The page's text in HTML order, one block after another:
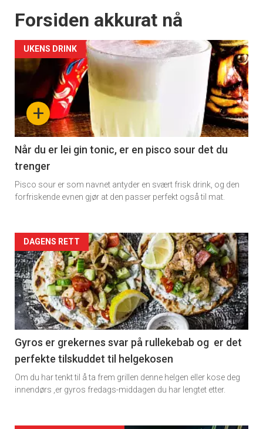
Forsiden akkurat nå
+
UKENS DRINK
Når du er lei gin tonic, er en pisco sour det du
trenger
Pisco sour er som navnet antyder en svært frisk drink, og den
forfriskende evnen gjør at den passer perfekt også til mat.
Forsiden
akkurat
nå
-
2
DAGENS RETT
Gyros er grekernes svar på rullekebab og er det
perfekte tilskuddet til helgekosen
Om du har tenkt til å ta frem grillen denne helgen eller kose deg
innendørs ,er gyros fredags-middagen du har lengtet etter.